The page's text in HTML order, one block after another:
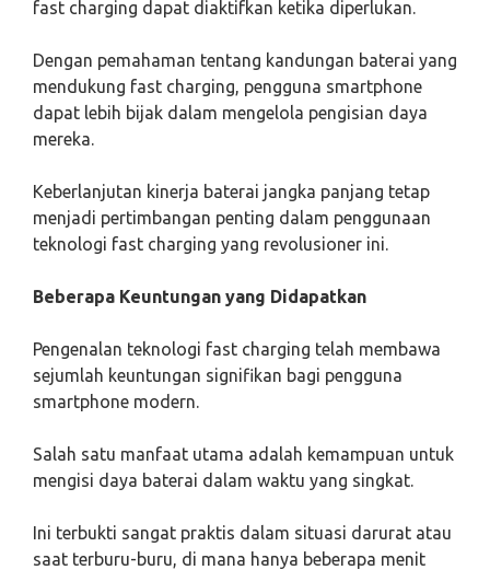
fast charging dapat diaktifkan ketika diperlukan.
Dengan pemahaman tentang kandungan baterai yang
mendukung fast charging, pengguna smartphone
dapat lebih bijak dalam mengelola pengisian daya
mereka.
Keberlanjutan kinerja baterai jangka panjang tetap
menjadi pertimbangan penting dalam penggunaan
teknologi fast charging yang revolusioner ini.
Beberapa Keuntungan yang Didapatkan
Pengenalan teknologi fast charging telah membawa
sejumlah keuntungan signifikan bagi pengguna
smartphone modern.
Salah satu manfaat utama adalah kemampuan untuk
mengisi daya baterai dalam waktu yang singkat.
Ini terbukti sangat praktis dalam situasi darurat atau
saat terburu-buru, di mana hanya beberapa menit